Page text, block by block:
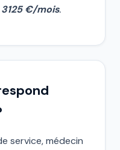
3125 €/mois.
service, médecin